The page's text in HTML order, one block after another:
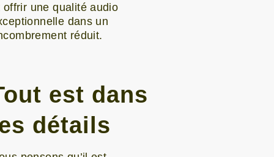
offrir une qualité audio
dans un
réduit.
est dans
détails